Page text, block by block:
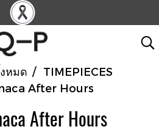
หมด
TIMEPIECES
After Hours
After Hours